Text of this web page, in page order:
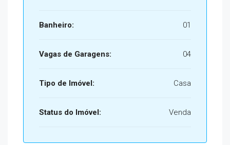
Banheiro: 01
Vagas de Garagens: 04
Tipo de Imóvel: Casa
Status do Imóvel: Venda